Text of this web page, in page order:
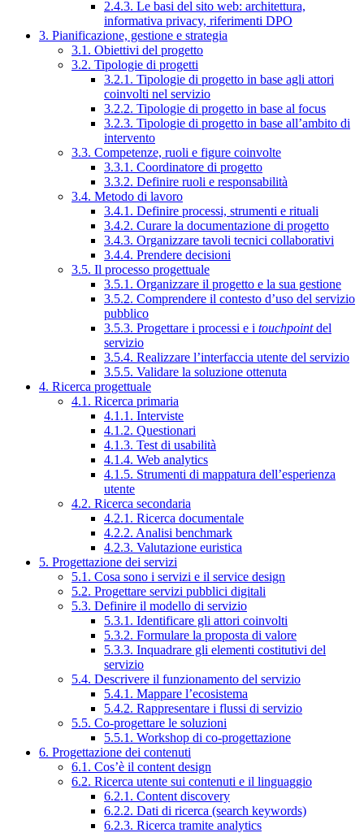
2.4.3. Le basi del sito web: architettura,
informativa privacy, riferimenti DPO
3. Pianificazione, gestione e strategia
3.1. Obiettivi del progetto
3.2. Tipologie di progetti
3.2.1. Tipologie di progetto in base agli attori
coinvolti nel servizio
3.2.2. Tipologie di progetto in base al focus
3.2.3. Tipologie di progetto in base all’ambito di
intervento
3.3. Competenze, ruoli e figure coinvolte
3.3.1. Coordinatore di progetto
3.3.2. Definire ruoli e responsabilità
3.4. Metodo di lavoro
3.4.1. Definire processi, strumenti e rituali
3.4.2. Curare la documentazione di progetto
3.4.3. Organizzare tavoli tecnici collaborativi
3.4.4. Prendere decisioni
3.5. Il processo progettuale
3.5.1. Organizzare il progetto e la sua gestione
3.5.2. Comprendere il contesto d’uso del servizio
pubblico
3.5.3. Progettare i processi e i touchpointdel
servizio
3.5.4. Realizzare l’interfaccia utente del servizio
3.5.5. Validare la soluzione ottenuta
4. Ricerca progettuale
4.1. Ricerca primaria
4.1.1. Interviste
4.1.2. Questionari
4.1.3. Test di usabilità
4.1.4. Web analytics
4.1.5. Strumenti di mappatura dell’esperienza
utente
4.2. Ricerca secondaria
4.2.1. Ricerca documentale
4.2.2. Analisi benchmark
4.2.3. Valutazione euristica
5. Progettazione dei servizi
5.1. Cosa sono i servizi e il service design
5.2. Progettare servizi pubblici digitali
5.3. Definire il modello di servizio
5.3.1. Identificare gli attori coinvolti
5.3.2. Formulare la proposta di valore
5.3.3. Inquadrare gli elementi costitutivi del
servizio
5.4. Descrivere il funzionamento del servizio
5.4.1. Mappare l’ecosistema
5.4.2. Rappresentare i flussi di servizio
5.5. Co-progettare le soluzioni
5.5.1. Workshop di co-progettazione
6. Progettazione dei contenuti
6.1. Cos’è il content design
6.2. Ricerca utente sui contenuti e il linguaggio
6.2.1. Content discovery
6.2.2. Dati di ricerca (search keywords)
6.2.3. Ricerca tramite analytics